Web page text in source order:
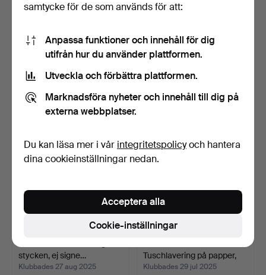
GUNNAR TORHAMN.
Tusch, porträtt, signerad.
1 bud
32 USD
OIDENTIFIERAD
KONSTNÄR, teckningar, 2
11 bud
80 USD
stycken, ej signe…
Klubbades 27 aug 2025
Tuschlavering på papper,
Bå…
Klubbades 29 jul 2025
samtycke för de som används för att:
Anpassa funktioner och innehåll för dig
utifrån hur du använder plattformen.
Utveckla och förbättra plattformen.
Marknadsföra nyheter och innehåll till dig på
externa webbplatser.
Du kan läsa mer i vår integritetspolicyoch hantera
dina cookieinställningar nedan.
Cookie-inställningar
Acceptera alla